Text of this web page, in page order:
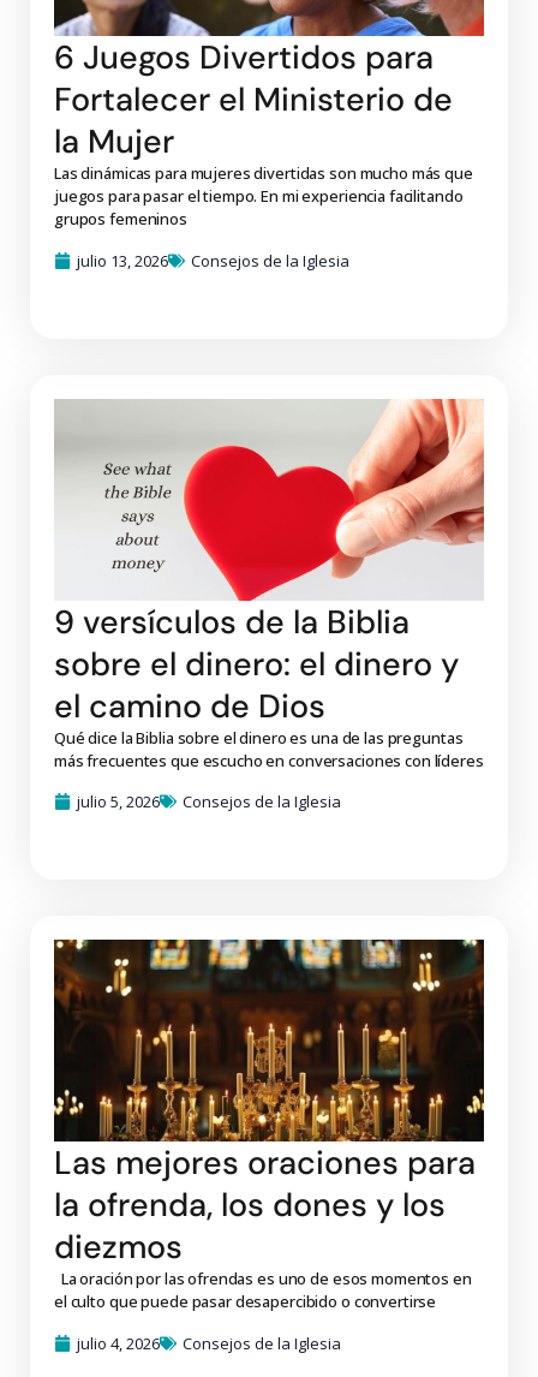
6 Juegos Divertidos para
Fortalecer el Ministerio de
la Mujer
Las dinámicas para mujeres divertidas son mucho más que
juegos para pasar el tiempo. En mi experiencia facilitando
grupos femeninos
julio 13, 2026
Consejos de la Iglesia
9 versículos de la Biblia
sobre el dinero: el dinero y
el camino de Dios
Qué dice la Biblia sobre el dinero es una de las preguntas
más frecuentes que escucho en conversaciones con líderes
julio 5, 2026
Consejos de la Iglesia
Las mejores oraciones para
la ofrenda, los dones y los
diezmos
La oración por las ofrendas es uno de esos momentos en
el culto que puede pasar desapercibido o convertirse
julio 4, 2026
Consejos de la Iglesia